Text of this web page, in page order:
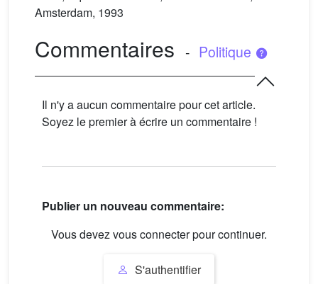
Amsterdam, 1993
Commentaires - Politique
Il n'y a aucun commentaire pour cet article.
Soyez le premier à écrire un commentaire !
Publier un nouveau commentaire:
Vous devez vous connecter pour continuer.
S'authentifier